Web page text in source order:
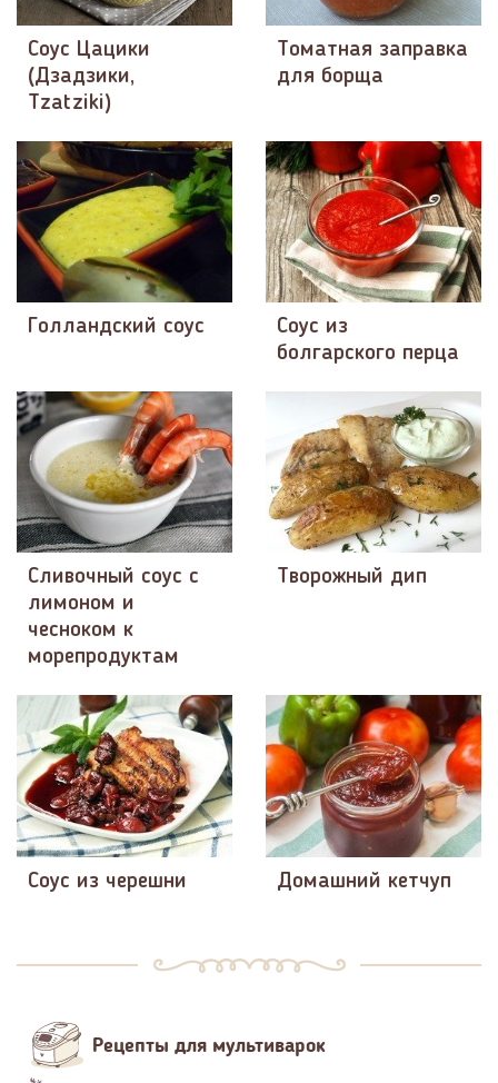
Соус Цацики
(Дзадзики,
Tzatziki)
Томатная заправка
для борща
Голландский соус
Соус из
болгарского перца
Сливочный соус с
лимоном и
чесноком к
морепродуктам
Творожный дип
Соус из черешни Домашний кетчуп
Рецепты для мультиварок